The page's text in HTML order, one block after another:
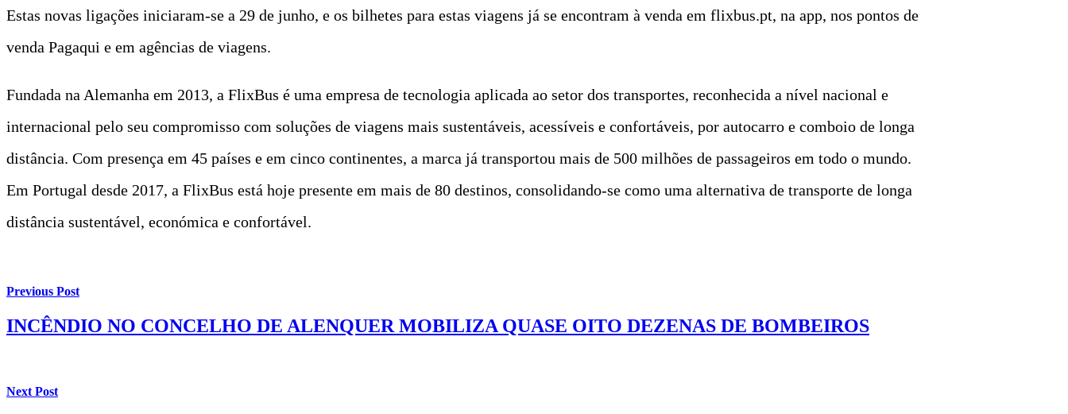
Estas novas ligações iniciaram-se a 29 de junho, e os bilhetes para estas viagens já se encontram à venda em flixbus.pt, na app, nos pontos de
venda Pagaqui e em agências de viagens.
Fundada na Alemanha em 2013, a FlixBus é uma empresa de tecnologia aplicada ao setor dos transportes, reconhecida a nível nacional e
internacional pelo seu compromisso com soluções de viagens mais sustentáveis, acessíveis e confortáveis, por autocarro e comboio de longa
distância. Com presença em 45 países e em cinco continentes, a marca já transportou mais de 500 milhões de passageiros em todo o mundo.
Em Portugal desde 2017, a FlixBus está hoje presente em mais de 80 destinos, consolidando-se como uma alternativa de transporte de longa
distância sustentável, económica e confortável.
Previous Post
INCÊNDIO NO CONCELHO DE ALENQUER MOBILIZA QUASE OITO DEZENAS DE BOMBEIROS
Next Post